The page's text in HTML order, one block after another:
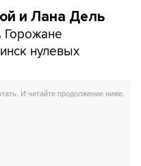
и Лана Дель
Горожане
нулевых